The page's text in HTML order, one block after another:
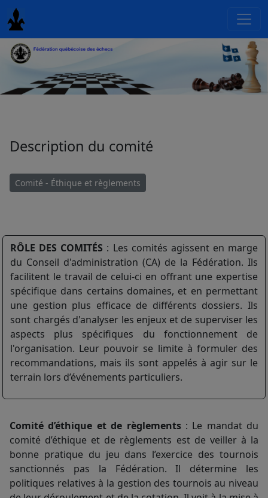
Description du comité
Comité - Éthique et règlements
RÔLE DES COMITÉS : Les comités agissent en marge
du Conseil d'administration (CA) de la Fédération. Ils
facilitent le travail de celui-ci en offrant une expertise
spécifique dans certains domaines, et en permettant
une gestion plus efficace de différents dossiers. Ils
sont chargés d'analyser les enjeux et de superviser les
aspects plus spécifiques du fonctionnement de
l'organisation. Leur pouvoir se limite à formuler des
recommandations, mais ils sont appelés à agir sur le
terrain lors d’événements particuliers.
Comité d’éthique et de règlements: Le mandat du
comité d’éthique et de règlements est de veiller à la
bonne pratique du jeu dans l’exercice des tournois
sanctionnés pas la Fédération. Il détermine les
politiques relatives à la gestion des tournois au niveau